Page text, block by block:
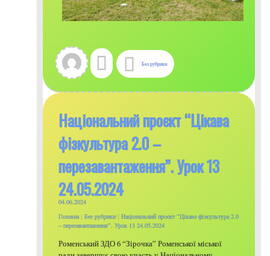
Без рубрики
Національний проєкт “Цікава
фізкультура 2.0 –
перезавантаження”. Урок 13
24.05.2024
04.06.2024
Головна | Без рубрики | Національний проєкт “Цікава фізкультура 2.0
– перезавантаження”. Урок 13 24.05.2024
Роменський ЗДО 6 “Зірочка” Роменської міської